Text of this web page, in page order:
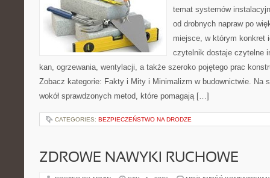
temat systemów
od drobnych napraw po
miejsce, w którym konkret
czytelnik dostaje czytelne
kan, ogrzewania, wentylacji, a także szeroko pojętego prac
Zobacz kategorie: Fakty i Mity i Minimalizm w budownictwie. Na
wokół sprawdzonych metod, które pomagają […]
CATEGORIES: BEZPIECZEŃSTWO NA DRODZE
ZDROWE NAWYKI RUCHOWE